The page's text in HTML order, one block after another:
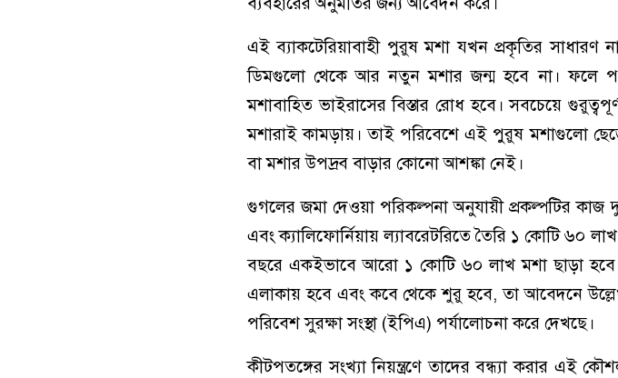
এই ব্যাকটেরিয়াবাহী পুরুষ মশা যখন প্রকৃতির সাধারণ
ডিমগুলো থেকে আর নতুন মশার জন্ম হবে না। ফলে
মশাবাহিত ভাইরাসের বিস্তার রোধ হবে। সবচেয়ে
মশারাই কামড়ায়। তাই পরিবেশে এই পুরুষ মশাগুলো
বা মশার উপদ্রব বাড়ার কোনো আশঙ্কা নেই।
গুগলের জমা দেওয়া পরিকল্পনা অনুযায়ী প্রকল্পটির কাজ
এবং ক্যালিফোর্নিয়ায় ল্যাবরেটরিতে তৈরি ১ কোটি ৬০
বছরে একইভাবে আরো ১ কোটি ৬০ লাখ মশা ছাড়া হবে।
এলাকায় হবে এবং কবে থেকে শুরু হবে, তা আবেদনে উল্লেখ
পরিবেশ সুরক্ষা সংস্থা (ইপিএ) পর্যালোচনা করে দেখছে।
কীটপতঙ্গের সংখ্যা নিয়ন্ত্রণে তাদের বন্ধ্যা করার এই